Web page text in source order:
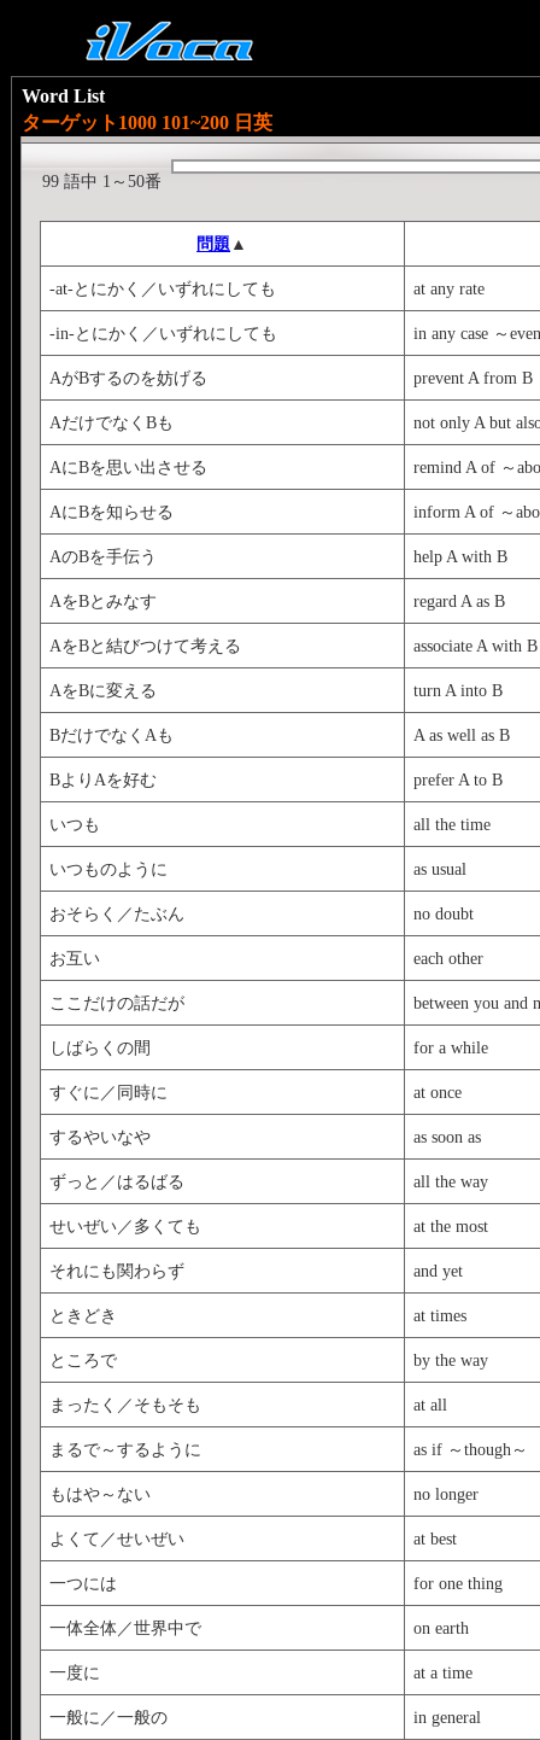
Word List
ターゲット1000 101~200 日英
99 語中 1～50番
問題 ▲
-at-とにかく／いずれにしても at any rate
-in-とにかく／いずれにしても in any case ～
AがBするのを妨げる prevent A from B
AだけでなくBも not only A but
AにBを思い出させる remind A of ～
AにBを知らせる inform A of ～
AのBを手伝う help A with B
AをBとみなす regard A as B
AをBと結びつけて考える associate A with B
AをBに変える turn A into B
BだけでなくAも A as well as B
BよりAを好む prefer A to B
いつも all the time
いつものように as usual
おそらく／たぶん no doubt
お互い each other
ここだけの話だが between you and
しばらくの間 for a while
すぐに／同時に at once
するやいなや as soon as
ずっと／はるばる all the way
せいぜい／多くても at the most
それにも関わらず and yet
ときどき at times
ところで by the way
まったく／そもそも at all
まるで～するように as if ～though～
もはや～ない no longer
よくて／せいぜい at best
一つには for one thing
一体全体／世界中で on earth
一度に at a time
一般に／一般の in general